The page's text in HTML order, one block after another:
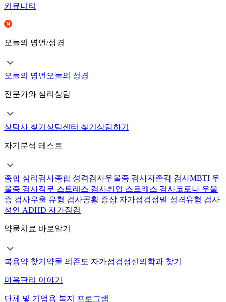
커뮤니티
오늘의 명언/성경
오늘의 명언 오늘의 성경
전문가와 심리상담
상담사 찾기 상담센터 찾기 상담하기
자기분석 테스트
종합 심리검사종합 성격검사우울증 검사자존감 검사MBTI 우
울증 검사직무 스트레스 검사취업 스트레스 검사코로나 우울
증 검사우울 유형 검사공황 증상 자가점검정밀 성격유형 검사
성인 ADHD 자가점검
약물치료 바로알기
복용약 찾기 약물 의존도 자가점검정신의학과 찾기
마음관리 이야기
단체 및 기업용 복지 프로그램